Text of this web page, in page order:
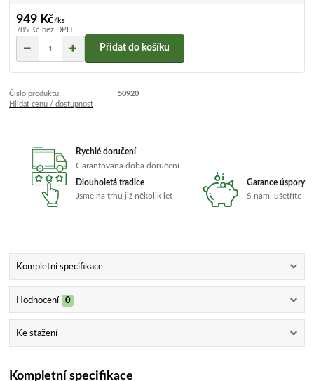
949 Kč/ks
785 Kč bez DPH
Přidat do košíku
Číslo produktu:
50920
Hlídat cenu / dostupnost
Rychlé doručení
Garantovaná doba doručení
Dlouholetá tradice
Jsme na trhu již několik let
Garance úspory
S námi ušetříte
Kompletní specifikace
Hodnocení 0
Ke stažení
Kompletní specifikace